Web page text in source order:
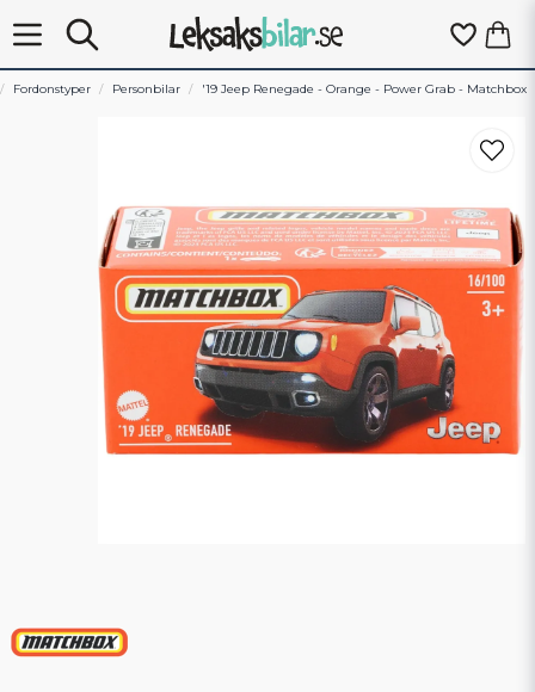
Fordonstyper Personbilar '19 Jeep Renegade - Orange - Power Grab - Matchbox